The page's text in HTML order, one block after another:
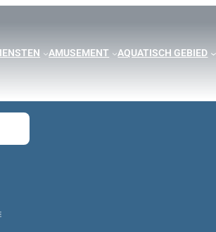
AMUSEMENT AQUATISCH GEBIED